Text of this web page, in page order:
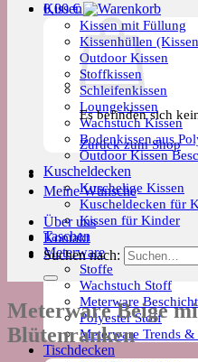
Kissen
Kissen mit Füllung
Kissenhüllen
Outdoor Kissen
Stoffkissen
Schleifenkissen
Loungekissen
Wachstuch Kissen
Bodenkissen aus
Outdoor Kissen
Kuscheldecken
Kuschelige Kissen
Kuscheldecken für
Kissen für Kinder
Taschen
Meterware
Stoffe
Wachstuch Stoff
Meterware
Polyester Stoff
Meterware Trends
Tischdecken
0,00€
Es befinden sich
Zurück zum Shop
Meine Wünsche
Über uns
Kontakt
Suchen nach:
Meterware Beige
Blütenranken